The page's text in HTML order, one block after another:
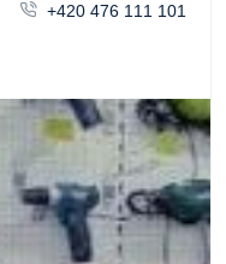
+420 476 111 101